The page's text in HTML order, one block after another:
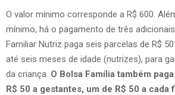
O valor mínimo corresponde a R$ 600.
mínimo, há o pagamento de três
Familiar Nutriz paga seis parcelas de R$
até seis meses de idade (nutrizes), para
da criança. O Bolsa Família também
R$ 50 a gestantes, um de R$ 50 a cada